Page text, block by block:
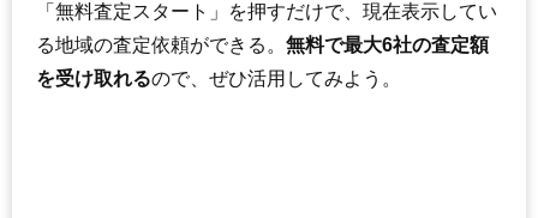
「無料査定スタート」を押すだけで、現在表示してい
る地域の査定依頼ができる。 無料で最大6社の査定額
を受け取れるので、ぜひ活用してみよう。